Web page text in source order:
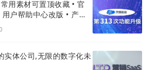
代科技领域里掀起了第三次工业革
，在互联网与卫星广播的互联下，创
的架构令信息可通过处理速度远高于
即时共享，世界政治经济格局进一
用素材可置顶收藏 • 官
户帮助中心改版 • 产品
实体公司,无限的数字化未